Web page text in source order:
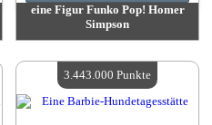
eine Figur Funko Pop! Homer
Simpson
Verfügbare Menge:4
3.443.000 Punkte